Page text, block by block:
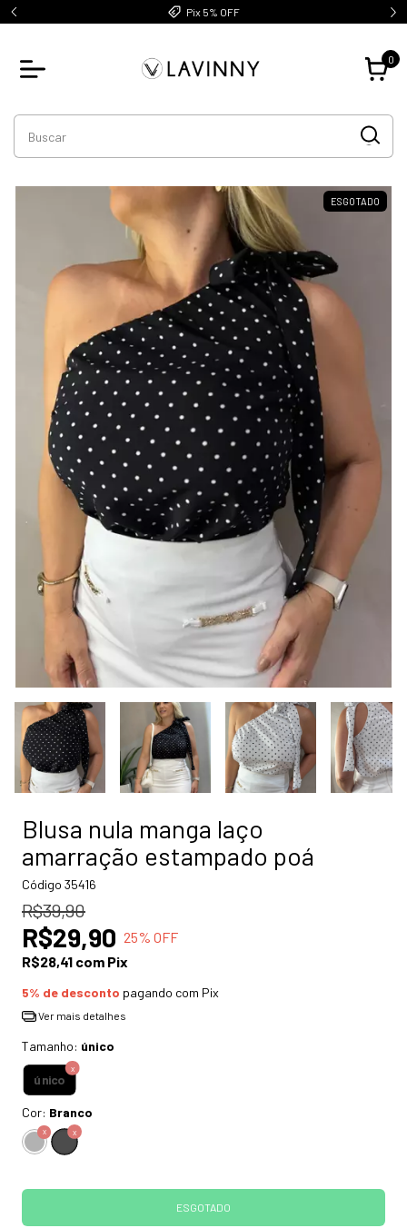
Pix 5% OFF
0
ESGOTADO
Blusa nula manga laço
amarração estampado poá
Código 35416
R$39,90
R$29,90 25% OFF
R$28,41 com Pix
5% de desconto pagando com Pix
Ver mais detalhes
Tamanho: único
único
Cor: Branco